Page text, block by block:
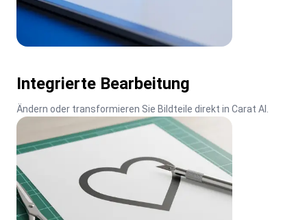
Integrierte Bearbeitung
Ändern oder transformieren Sie Bildteile direkt in Carat AI.